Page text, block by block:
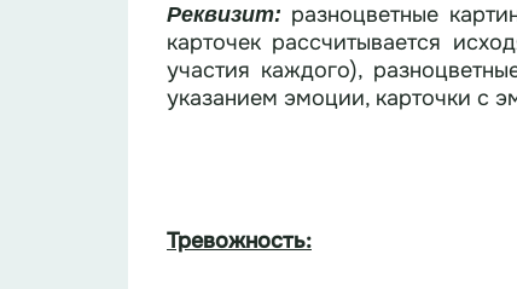
Реквизит: разноцветные
карточек рассчитывается исходя
участия каждого),
указанием эмоции, карточки с
Тревожность: